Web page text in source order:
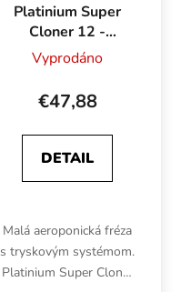
Platinium Super
Cloner 12 -
28x25x32 cm,
aeroponické
odrezky
Vyprodáno
€47,88
DETAIL
Malá aeroponická fréza
s tryskovým systémom.
Platinium Super Cloner